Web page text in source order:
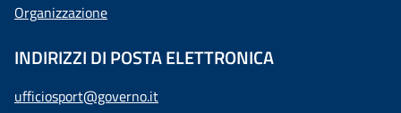
Organizzazione
INDIRIZZI DI POSTA ELETTRONICA
ufficiosport@governo.it